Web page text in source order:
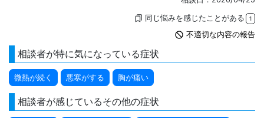
bookmarks 同じ悩みを感じたことがある 1
not_interested 不適切な内容の報告
相談者が特に気になっている症状
微熱が続く 悪寒がする 胸が痛い
相談者が感じているその他の症状